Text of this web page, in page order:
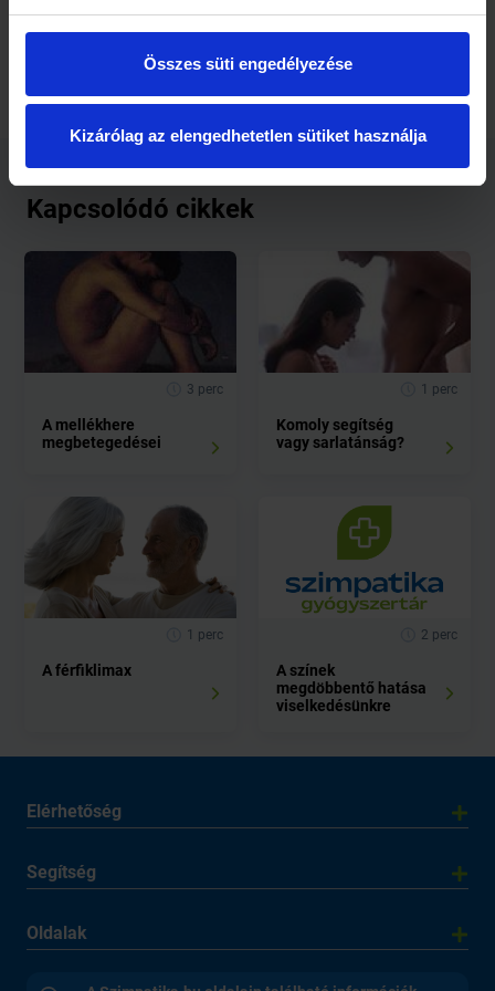
Összes süti engedélyezése
Kizárólag az elengedhetetlen sütiket használja
Noha izgatólag hat az egész központi idegrendszeri
területre, mellékhatásai rángások, izomgörcsök, illetve arc-
és nyakmerevség formájában jelentkezhetnek.
Kapcsolódó cikkek
3 perc
A mellékhere
megbetegedései
1 perc
Komoly segítség
vagy sarlatánság?
1 perc
A férfiklimax
2 perc
A színek
megdöbbentő hatása
viselkedésünkre
Elérhetőség
Segítség
Oldalak